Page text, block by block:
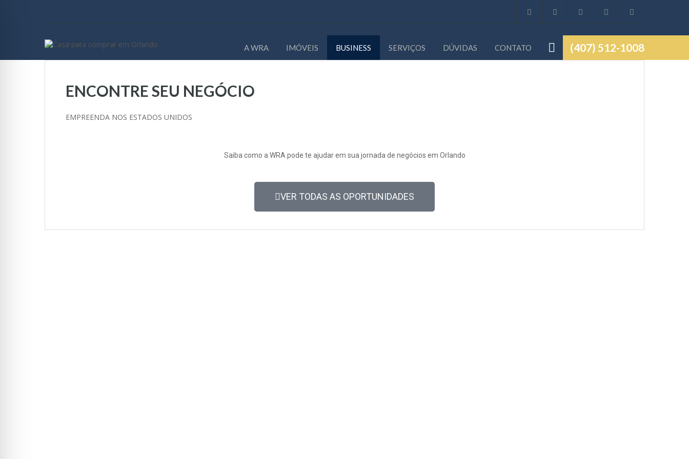
(407) 512-1008
A WRA IMÓVEIS BUSINESS SERVIÇOS DÚVIDAS CONTATO
ENCONTRE SEU NEGÓCIO
EMPREENDA NOS ESTADOS UNIDOS
Saiba como a WRA pode te ajudar em sua jornada de negócios em Orlando
VER TODAS AS OPORTUNIDADES